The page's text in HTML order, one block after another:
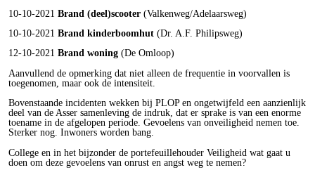
10-10-2021 Brand (deel)scooter (Valkenweg/Adelaarsweg)
10-10-2021 Brand kinderboomhut (Dr. A.F. Philipsweg)
12-10-2021 Brand woning (De Omloop)
Aanvullend de opmerking dat niet alleen de frequentie in voorvallen is
toegenomen, maar ook de intensiteit.
Bovenstaande incidenten wekken bij PLOP en ongetwijfeld een aanzienlijk
deel van de Asser samenleving de indruk, dat er sprake is van een enorme
toename in de afgelopen periode. Gevoelens van onveiligheid nemen toe.
Sterker nog. Inwoners worden bang.
College en in het bijzonder de portefeuillehouder Veiligheid wat gaat u
doen om deze gevoelens van onrust en angst weg te nemen?